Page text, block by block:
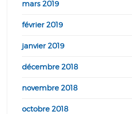
mars 2019
février 2019
janvier 2019
décembre 2018
novembre 2018
octobre 2018